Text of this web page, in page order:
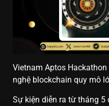
Vietnam Aptos
nghệ blockchain quy mô
Sự kiện diễn ra từ tháng 5